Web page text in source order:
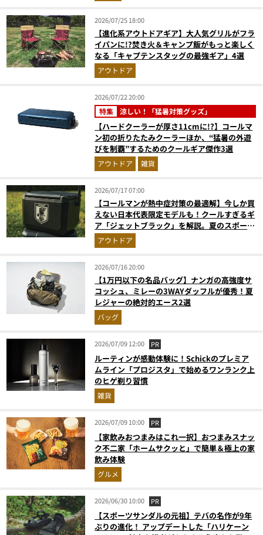
2026/07/25 18:00
【進化系アウトドアギア】大人気グリルがフラ
イパンに!?焚き火＆キャンプ飯がもっと楽しく
なる「キャプテンスタッグの最強ギア」4選
アウトドア
2026/07/22 20:00
特集 涼しい！「猛暑対策グッズ」
【ハードクーラーが厚さ11cmに!?】コールマ
ン初の折りたたみクーラーほか、“猛暑の外遊
びを制覇”するためのクールギア傑作3選
アウトドア 雑貨
2026/07/17 07:00
【コールマンが熱中症対策の最適解】今しか買
えない日本代表限定モデルも！クールすぎるギ
ア「ジェットブラック」を解説。夏のスポーツ
応援＆レジャーの強い味方
アウトドア
2026/07/16 20:00
【1万円以下の名品バッグ】ナンガの高強度サ
コッシュ、ミレーの3WAYダッフルが優秀！夏
レジャーの絶対的エース2選
バッグ
2026/07/09 12:00 PR
ルーティンが感動体験に！Schickのプレミア
ムライン「プロジスタ」で始めるワンランク上
のヒゲ剃り習慣
雑貨
2026/07/09 10:00 PR
【家飲みおつまみはこれ一択】おつまみスナッ
ク不二家「ホームサクッと」で簡単＆極上の家
飲み体験
グルメ
2026/06/30 10:00 PR
【スポーツサンダルの元祖】テバの名作が9年
ぶりの進化！ アップデートした「ハリケーン